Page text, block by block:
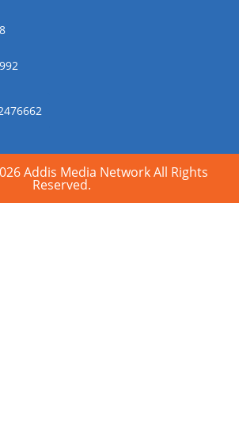
Addis Media Network All Rights
Reserved.